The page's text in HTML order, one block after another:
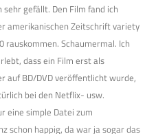
gefällt. Den Film fand ich
amerikanischen Zeitschrift variety
rauskommen. Schaumermal. Ich
dass ein Film erst als
auf BD/DVD veröffentlicht wurde,
bei den Netflix- usw.
eine simple Datei zum
schon happig, da war ja sogar das